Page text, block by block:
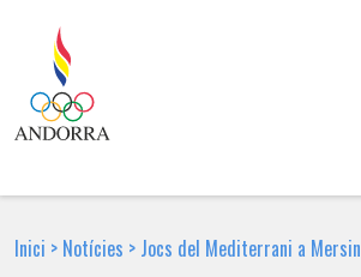
Inici > Notícies > Jocs del Mediterrani a Mersin